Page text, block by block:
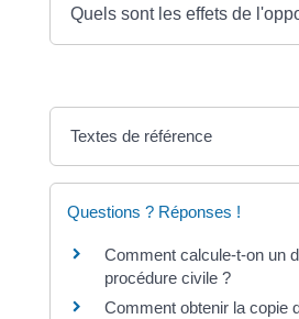
Quels sont les effets de
Textes de référence
Questions ? Réponses !
Comment calcule-t-on un
procédure civile ?
Comment obtenir la copie